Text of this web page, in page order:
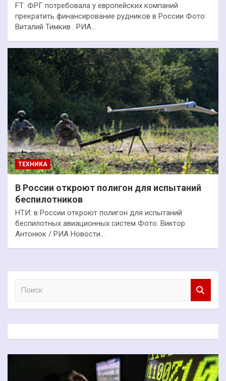
FT: ФРГ потребовала у европейских компаний
прекратить финансирование рудников в России Фото:
Виталий Тимкив . РИА…
ТЕХНИКА
В России откроют полигон для испытаний
беспилотников
НТИ: в России откроют полигон для испытаний
беспилотных авиационных систем Фото: Виктор
Антонюк / РИА Новости…
к